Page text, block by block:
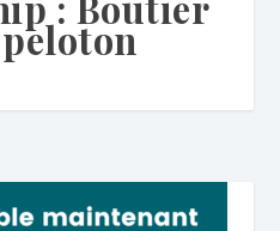
peloton